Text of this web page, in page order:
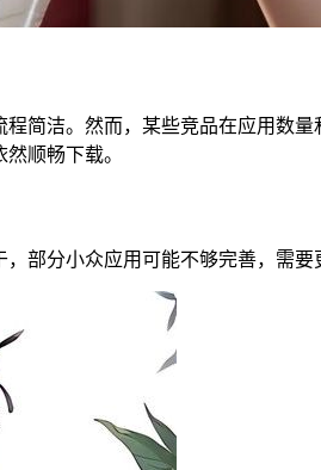
洁。然而，某些竞品在应用数量
顺畅下载。
分小众应用可能不够完善，需要